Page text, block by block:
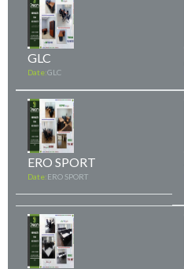
GLC
Date:GLC
ERO SPORT
Date:ERO SPORT